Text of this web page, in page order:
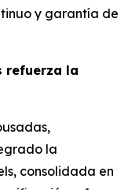
y garantía de
refuerza la
la
, consolidada en